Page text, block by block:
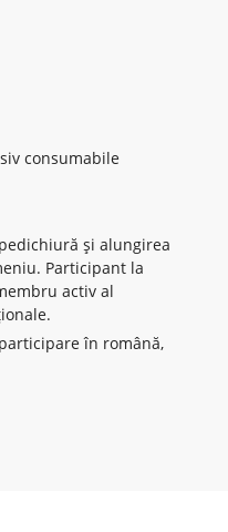
consumabile
și alungirea
Participant la
activ al
în română,